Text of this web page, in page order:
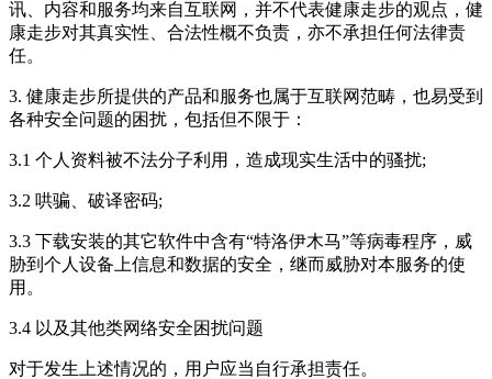
讯、内容和服务均来自互联网，并不代表健康走步的观点，健
康走步对其真实性、合法性概不负责，亦不承担任何法律责
任。
3. 健康走步所提供的产品和服务也属于互联网范畴，也易受到
各种安全问题的困扰，包括但不限于：
3.1 个人资料被不法分子利用，造成现实生活中的骚扰;
3.2 哄骗、破译密码;
3.3 下载安装的其它软件中含有“特洛伊木马”等病毒程序，威
胁到个人设备上信息和数据的安全，继而威胁对本服务的使
用。
3.4 以及其他类网络安全困扰问题
对于发生上述情况的，用户应当自行承担责任。